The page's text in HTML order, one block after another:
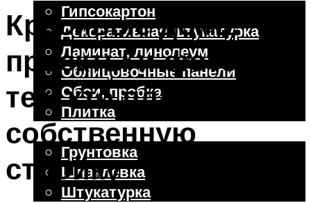
Гипсокартон
Декоративная штукатурка
Ламинат, линолеум
Облицовочные панели
Обои, пробка
Плитка
Отделочные работы
Грунтовка
Шпаклевка
Штукатурка
Красивые дома:
проекты и фото для
тех, кто планирует
собственную
стройку